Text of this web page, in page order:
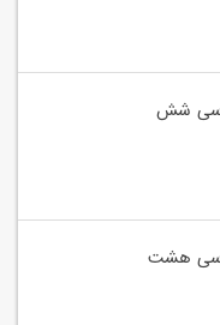
سی شش
سی هشت